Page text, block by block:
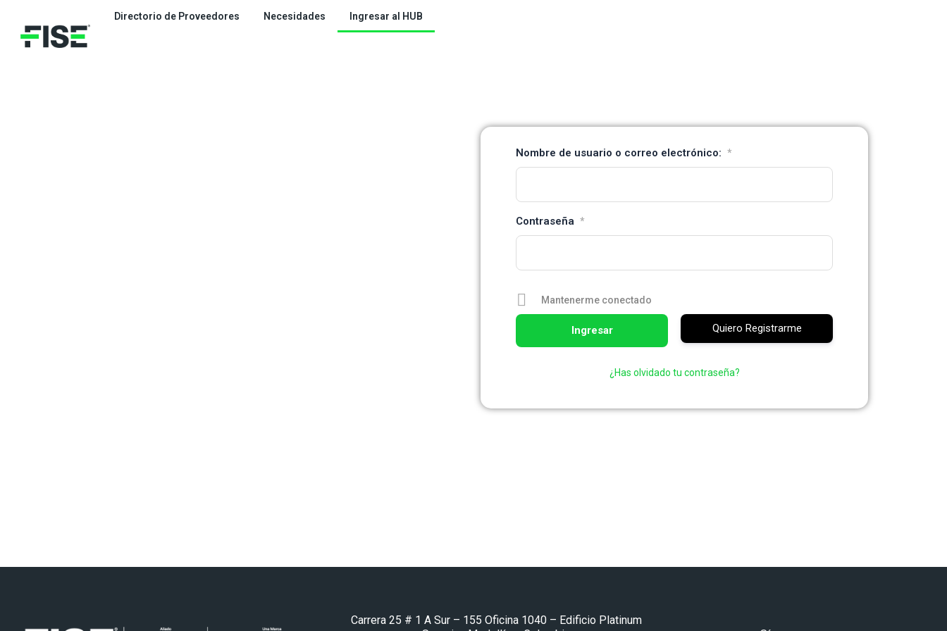
contenido
Directorio de Proveedores Necesidades Ingresar al HUB
Nombre de usuario o correo electrónico: *
Contraseña *
Mantenerme conectado
Quiero Registrarme
¿Has olvidado tu contraseña?
Carrera 25 # 1 A Sur – 155 Oficina 1040 – Edificio Platinum